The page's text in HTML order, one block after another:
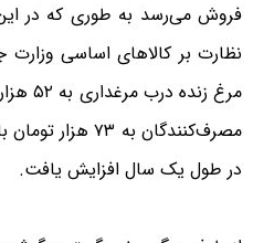
فروش می‌رسد به طوری که در این
نظارت بر کالا‌های اساسی
مرغ
مصرف‌کنندگان به
در طول یک سال افزایش یافت.